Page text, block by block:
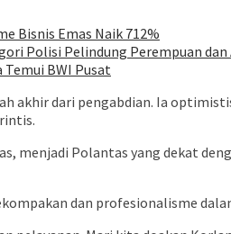
Bisnis Emas Naik 712%
Polisi Pelindung Perempuan dan
Temui BWI Pusat
akhir dari pengabdian. Ia
menjadi Polantas yang dekat
dan profesionalisme